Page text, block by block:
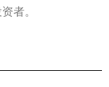
者。